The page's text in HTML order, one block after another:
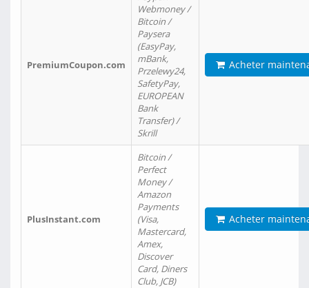
PremiumCoupon.com
Webmoney /
Bitcoin /
Paysera
(EasyPay,
mBank,
Przelewy24,
SafetyPay,
EUROPEAN
Bank
Transfer) /
Skrill
Acheter
PlusInstant.com
Bitcoin /
Perfect
Money /
Amazon
Payments
(Visa,
Mastercard,
Amex,
Discover
Card, Diners
Club, JCB)
Acheter